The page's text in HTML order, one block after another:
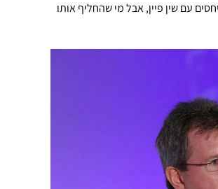
עם שין פיין, אבל מי שהחליף אותו